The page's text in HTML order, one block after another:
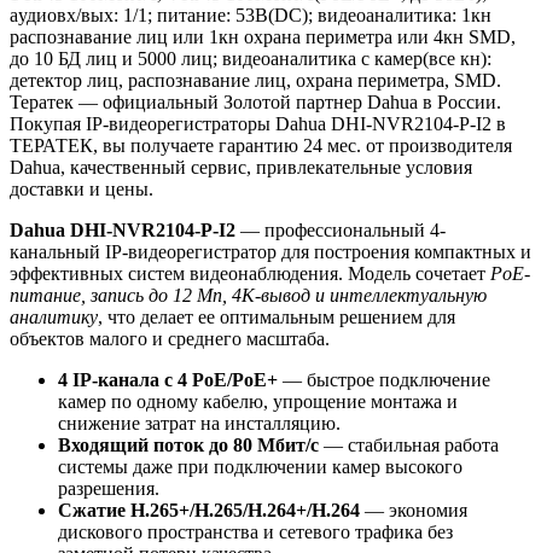
aудиовх/вых: 1/1; питание: 53В(DC); видеоаналитика: 1кн
распознавание лиц или 1кн охрана периметра или 4кн SMD,
до 10 БД лиц и 5000 лиц; видеоаналитика с камер(все кн):
детектор лиц, распознавание лиц, охрана периметра, SMD.
Тератек — официальный Золотой партнер Dahua в России.
Покупая IP-видеорегистраторы Dahua DHI-NVR2104-P-I2 в
ТЕРАТЕК, вы получаете гарантию 24 мес. от производителя
Dahua, качественный сервис, привлекательные условия
доставки и цены.
Dahua DHI-NVR2104-P-I2 — профессиональный 4-
канальный IP-видеорегистратор для построения компактных и
эффективных систем видеонаблюдения. Модель сочетает PoE-
питание, запись до 12 Мп, 4K-вывод и интеллектуальную
аналитику, что делает ее оптимальным решением для
объектов малого и среднего масштаба.
4 IP-канала с 4 PoE/PoE+ — быстрое подключение
камер по одному кабелю, упрощение монтажа и
снижение затрат на инсталляцию.
Входящий поток до 80 Мбит/с — стабильная работа
системы даже при подключении камер высокого
разрешения.
Сжатие H.265+/H.265/H.264+/H.264 — экономия
дискового пространства и сетевого трафика без